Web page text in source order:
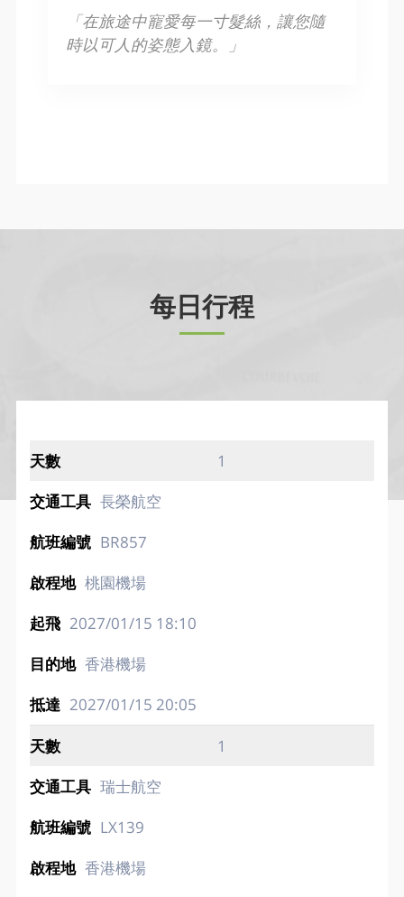
「在旅途中寵愛每一寸髮絲，讓您隨
時以可人的姿態入鏡。」
每日行程
1
長榮航空
BR857
桃園機場
2027/01/15 18:10
香港機場
2027/01/15 20:05
1
瑞士航空
LX139
香港機場